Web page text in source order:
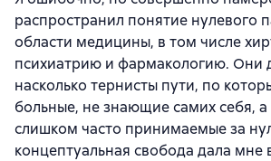
распространил понятие нулевого
области медицины, в том числе
психиатрию и фармакологию. Они
насколько тернисты пути, по
больные, не знающие самих себя,
слишком часто принимаемые за
концептуальная свобода дала мне